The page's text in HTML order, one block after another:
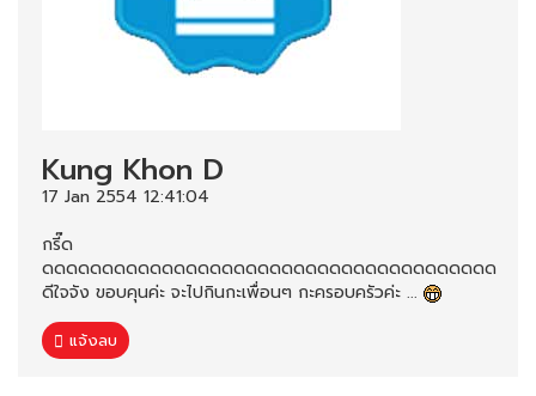
Kung Khon D
17 Jan 2554 12:41:04
กรี๊ด
ดดดดดดดดดดดดดดดดดดดดดดดดดดดดดดดดดดดดดด
ดีใจจัง ขอบคุนค่ะ จะไปกินกะเพื่อนๆ กะครอบครัวค่ะ ...
แจ้งลบ